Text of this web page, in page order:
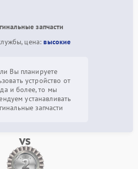
запчасти
цена:высокие
Вы планируете
устройство от
и более, то мы
устанавливать
запчасти
vs